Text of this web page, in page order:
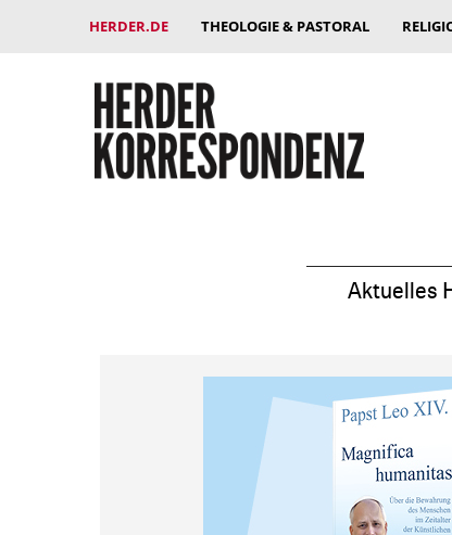
HERDER.DE THEOLOGIE & PASTORAL
Aktuelles